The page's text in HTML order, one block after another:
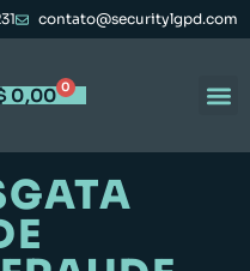
contato@securitylgpd.com
0,00 0